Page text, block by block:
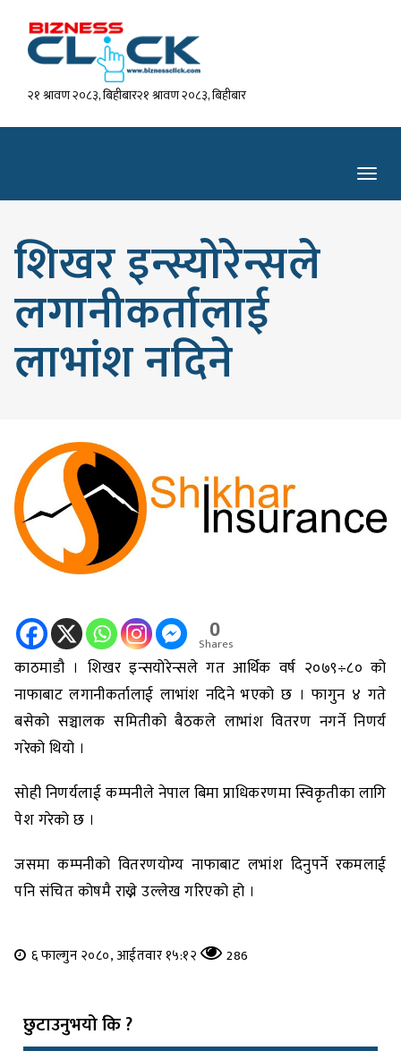
२१ श्रावण २०८३, बिहीबार२१ श्रावण २०८३, बिहीबार
शिखर इन्स्योरेन्सले
लगानीकर्तालाई
लाभांश नदिने
0
Shares
काठमाडौ । शिखर इन्सयोरेन्सले गत आर्थिक वर्ष २०७९÷८० को
नाफाबाट लगानीकर्तालाई लाभांश नदिने भएको छ । फागुन ४ गते
बसेको सञ्चालक समितीको बैठकले लाभांश वितरण नगर्ने निणर्य
गरेको थियो ।
सोही निणर्यलाई कम्पनीले नेपाल बिमा प्राधिकरणमा स्विकृतीका लागि
पेश गरेको छ ।
जसमा कम्पनीको वितरणयोग्य नाफाबाट लभांश दिनुपर्ने रकमलाई
पनि संचित कोषमै राख्ने उल्लेख गरिएको हो ।
६ फाल्गुन २०८०, आईतवार १५:१२ 286
छुटाउनुभयो कि ?